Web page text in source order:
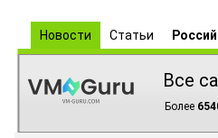
Новости Статьи
Все
Более